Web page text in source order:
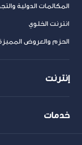
المكالمات الدولية
انترنت الخلوي
الحزم والعروض
إنترنت
خدمات